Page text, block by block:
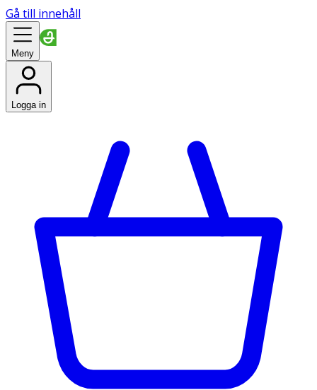
Gå till innehåll
Meny
Logga in